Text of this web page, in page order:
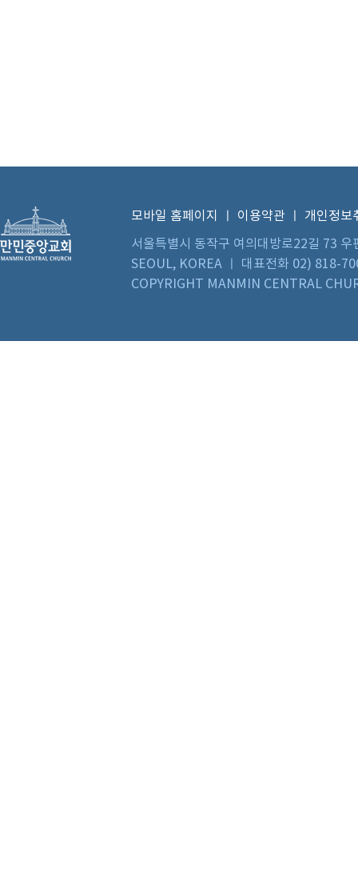
모바일 홈페이지 이용약관
개인정보
서울특별시 동작구 여의대방로22길 73
SEOUL, KOREA ㅣ 대표전화 02) 818-
COPYRIGHT MANMIN CENTRAL